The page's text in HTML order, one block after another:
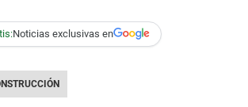
Noticias exclusivas en